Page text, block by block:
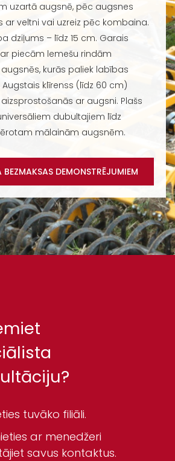
uzartā augsnē, pēc augsnes
ar veltni vai uzreiz pēc kombaina.
dziļums – līdz 15 cm. Garais
piecām lemešu rindām
kurās paliek labības
klīrenss (līdz 60 cm)
ar augsni. Plašs
dubultajiem līdz
mālainām augsnēm.
DEMONSTRĒJUMIEM
tuvāko filiāli.
ar menedžeri
savus kontaktus.